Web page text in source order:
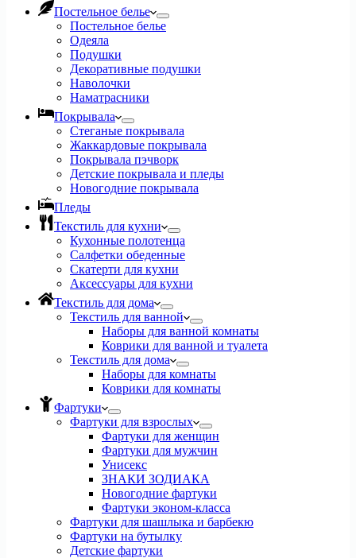
Постельное белье
Постельное белье
Одеяла
Подушки
Декоративные подушки
Наволочки
Наматрасники
Покрывала
Стеганые покрывала
Жаккардовые покрывала
Покрывала пэчворк
Детские покрывала и пледы
Новогодние покрывала
Пледы
Текстиль для кухни
Кухонные полотенца
Салфетки обеденные
Скатерти для кухни
Аксессуары для кухни
Текстиль для дома
Текстиль для ванной
Наборы для ванной комнаты
Коврики для ванной и туалета
Текстиль для дома
Наборы для комнаты
Коврики для комнаты
Фартуки
Фартуки для взрослых
Фартуки для женщин
Фартуки для мужчин
Унисекс
ЗНАКИ ЗОДИАКА
Новогодние фартуки
Фартуки эконом-класса
Фартуки для шашлыка и барбекю
Фартуки на бутылку
Детские фартуки